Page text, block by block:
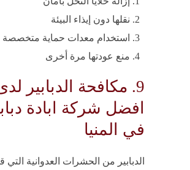
نقلها دون إيذاء البيئة
استخدام معدات حماية متخصصة
منع عودتها مرة أخرى
9. مكافحة الدبابير
افضل شركة ابادة
في المنيا
الدبابير من الحشرات العدوانية